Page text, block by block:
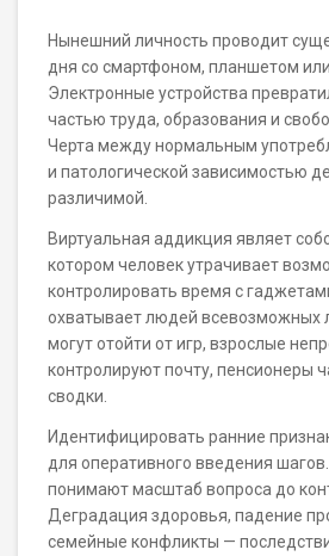
Нынешний личность проводит
дня со смартфоном, планшетом
Электронные устройства
частью труда, образования и
Черта между нормальным
и патологической зависимостью
различимой.
Виртуальная аддикция являет
котором человек утрачивает
контролировать время с
охватывает людей всевозможных
могут отойти от игр, взрослые
контролируют почту, пенсионеры
сводки.
Идентифицировать ранние
для оперативного введения
понимают масштаб вопроса до
Деградация здоровья, падение
семейные конфликты —